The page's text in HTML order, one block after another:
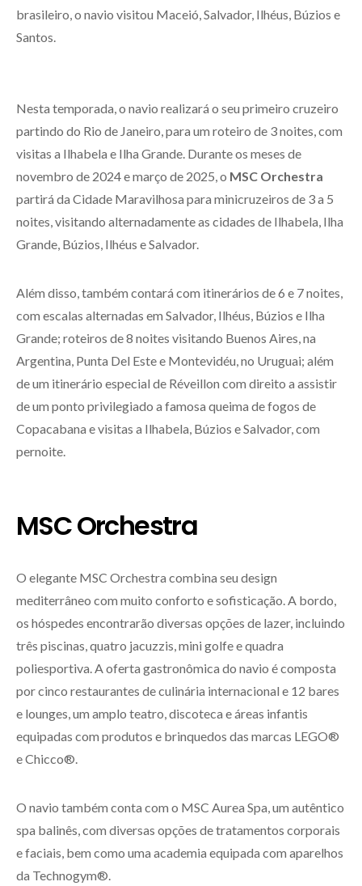
brasileiro, o navio visitou Maceió, Salvador, Ilhéus, Búzios e
Santos.
Nesta temporada, o navio realizará o seu primeiro cruzeiro
partindo do Rio de Janeiro, para um roteiro de 3 noites, com
visitas a Ilhabela e Ilha Grande. Durante os meses de
novembro de 2024 e março de 2025, o MSC Orchestra
partirá da Cidade Maravilhosa para minicruzeiros de 3 a 5
noites, visitando alternadamente as cidades de Ilhabela, Ilha
Grande, Búzios, Ilhéus e Salvador.
Além disso, também contará com itinerários de 6 e 7 noites,
com escalas alternadas em Salvador, Ilhéus, Búzios e Ilha
Grande; roteiros de 8 noites visitando Buenos Aires, na
Argentina, Punta Del Este e Montevidéu, no Uruguai; além
de um itinerário especial de Réveillon com direito a assistir
de um ponto privilegiado a famosa queima de fogos de
Copacabana e visitas a Ilhabela, Búzios e Salvador, com
pernoite.
MSC Orchestra
O elegante MSC Orchestra combina seu design
mediterrâneo com muito conforto e sofisticação. A bordo,
os hóspedes encontrarão diversas opções de lazer, incluindo
três piscinas, quatro jacuzzis, mini golfe e quadra
poliesportiva. A oferta gastronômica do navio é composta
por cinco restaurantes de culinária internacional e 12 bares
e lounges, um amplo teatro, discoteca e áreas infantis
equipadas com produtos e brinquedos das marcas LEGO®
e Chicco®.
O navio também conta com o MSC Aurea Spa, um autêntico
spa balinês, com diversas opções de tratamentos corporais
e faciais, bem como uma academia equipada com aparelhos
da Technogym®.